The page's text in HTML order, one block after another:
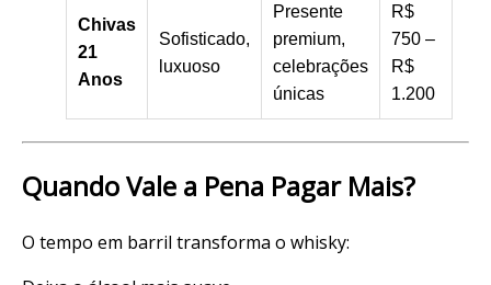
Chivas
21
Anos
Sofisticado,
luxuoso
Presente
premium,
celebrações
únicas
R$
750 –
R$
1.200
Quando Vale a Pena Pagar Mais?
O tempo em barril transforma o whisky: